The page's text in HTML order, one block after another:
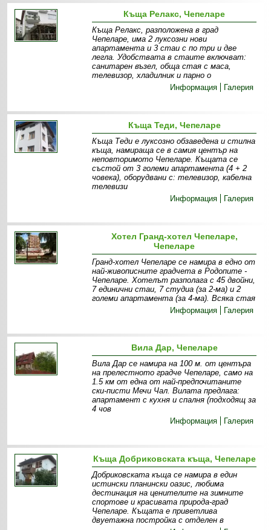
Къща Релакс, Чепеларе
Къща Релакс, разположена в град
Чепеларе, има 2 луксозни нови
апартамента и 3 стаи с по три и две
легла. Удобствата в стаите включват:
санитарен възел, обща стая с маса,
телевизор, хладилник и парно о
Информация
Галерия
Къща Теди, Чепеларе
Къща Теди е луксозно обзаведена и стилна
къща, намираща се в самия център на
неповторимото Чепеларе. Къщата се
състой от 3 големи апартамента (4 + 2
човека), оборудвани с: телевизор, кабелна
телевизи
Информация
Галерия
Хотел Гранд-хотел Чепеларе,
Чепеларе
Гранд-хотел Чепеларе се намира в едно от
най-живописните градчета в Родопите -
Чепеларе. Хотелът разполага с 45 двойни,
7 единични стаи, 7 студиа (за 2-ма) и 2
големи апартамента (за 4-ма). Всяка стая
Информация
Галерия
Вила Дар, Чепеларе
Вила Дар се намира на 100 м. от центъра
на прелестното градче Чепеларе, само на
1.5 км от една от най-предпочитаните
ски-писти Мечи Чал. Вилата предлага:
апартамент с кухня и спалня (подходящ за
4 чов
Информация
Галерия
Къща Добриковската къща, Чепеларе
Добриковската къща се намира в един
истински планински оазис, любима
дестинация на ценителите на зимните
спортове и красивата природа-град
Чепеларе. Къщата е приветлива
двуетажна постройка с отделен в